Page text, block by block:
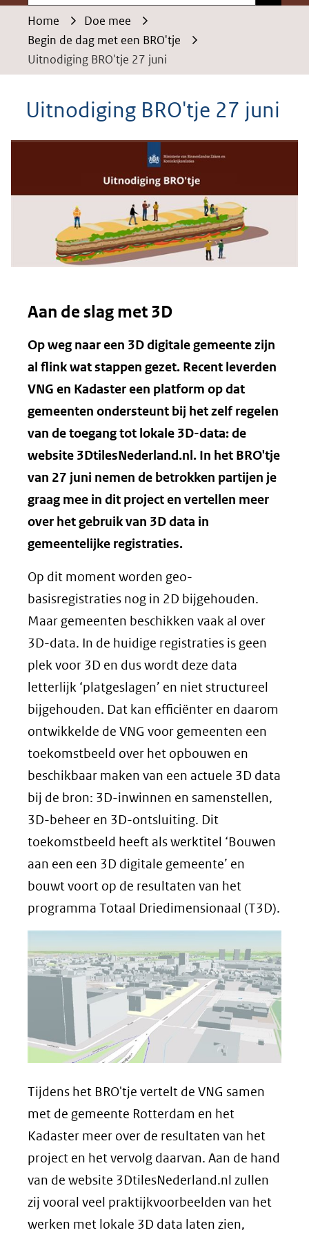
Home
Doe mee
Begin de dag met een BRO'tje
Uitnodiging BRO'tje 27 juni
Uitnodiging BRO'tje 27 juni
Aan de slag met 3D
Op weg naar een 3D digitale gemeente zijn
al flink wat stappen gezet. Recent leverden
VNG en Kadaster een platform op dat
gemeenten ondersteunt bij het zelf regelen
van de toegang tot lokale 3D-data: de
website 3DtilesNederland.nl. In het BRO'tje
van 27 juni nemen de betrokken partijen je
graag mee in dit project en vertellen meer
over het gebruik van 3D data in
gemeentelijke registraties.
Op dit moment worden geo-
basisregistraties nog in 2D bijgehouden.
Maar gemeenten beschikken vaak al over
3D-data. In de huidige registraties is geen
plek voor 3D en dus wordt deze data
letterlijk ‘platgeslagen’ en niet structureel
bijgehouden. Dat kan efficiënter en daarom
ontwikkelde de VNG voor gemeenten een
toekomstbeeld over het opbouwen en
beschikbaar maken van een actuele 3D data
bij de bron: 3D-inwinnen en samenstellen,
3D-beheer en 3D-ontsluiting. Dit
toekomstbeeld heeft als werktitel ‘Bouwen
aan een een 3D digitale gemeente’ en
bouwt voort op de resultaten van het
programma Totaal Driedimensionaal (T3D).
Tijdens het BRO'tje vertelt de VNG samen
met de gemeente Rotterdam en het
Kadaster meer over de resultaten van het
project en het vervolg daarvan. Aan de hand
van de website 3DtilesNederland.nl zullen
zij vooral veel praktijkvoorbeelden van het
werken met lokale 3D data laten zien,